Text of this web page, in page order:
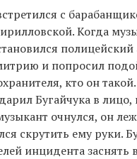
с
Когда
и попросил
кто он
Бугайчука в
очнулся, он
скрутить ему руки.
инцидента заснять